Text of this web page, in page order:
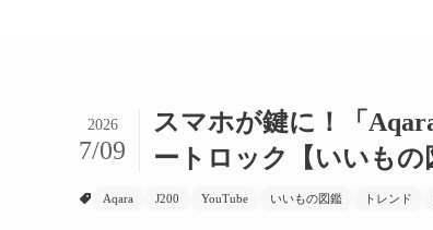
スマホが鍵に！「
ートロック【いいもの
2026
7/09
Aqara J200 YouTube いいもの図鑑 トレンド